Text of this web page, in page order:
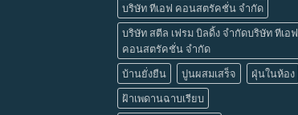
บริษัท ทีเอฟ คอนสตรัคชั่น จำกัด
บริษัท สตีล เฟรม บิลดิ้ง จำกัดบริษัท ทีเอฟ
คอนสตรัคชั่น จำกัด
บ้านยั่งยืน
ปูนผสมเสร็จ
ฝุ่นในห้อง
ฝ้าเพดานฉาบเรียบ